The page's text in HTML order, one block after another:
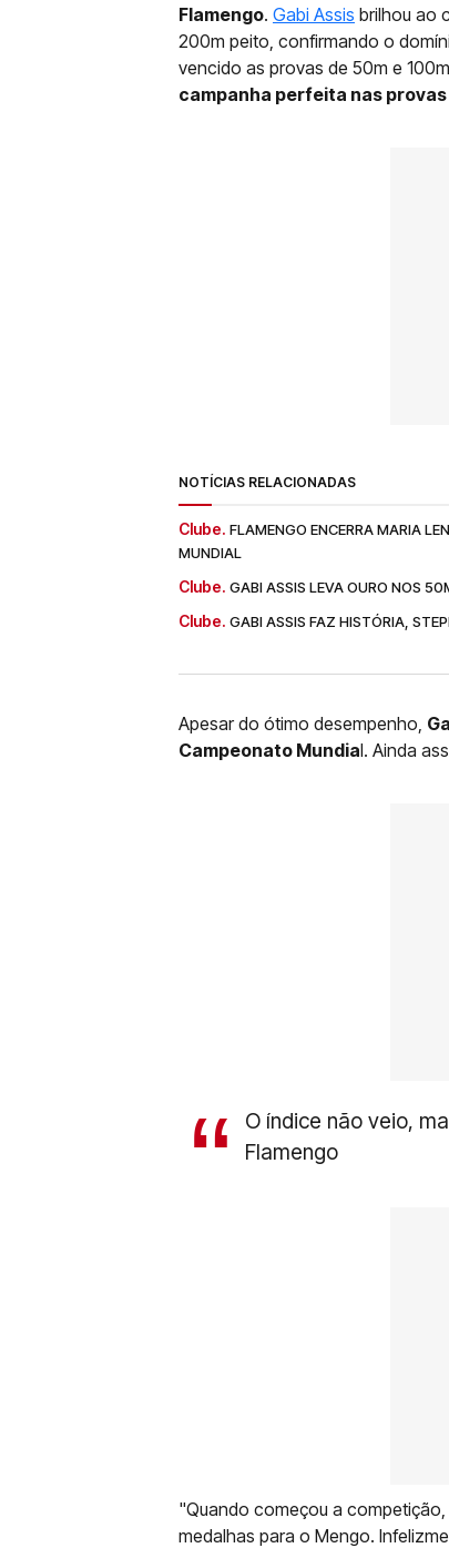
Flamengo. Gabi Assis brilhou ao
200m peito, confirmando o
vencido as provas de 50m e
campanha perfeita nas
NOTÍCIAS RELACIONADAS
Clube. FLAMENGO ENCERRA MARIA
MUNDIAL
Clube. GABI ASSIS LEVA OURO NOS
Clube. GABI ASSIS FAZ HISTÓRIA,
Apesar do ótimo desempenho,
Campeonato Mundial. Ainda
O índice não veio,
Flamengo
"Quando começou a
medalhas para o Mengo.